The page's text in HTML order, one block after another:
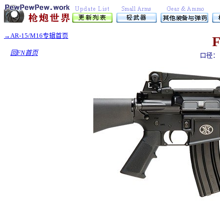
→AR-15/M16专辑首页
回FN首页 口径